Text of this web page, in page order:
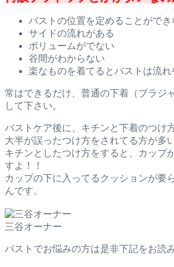
バストの位置を定めることができ
サイドの流れがある
ボリュームがでない
谷間がわからない
楽なものを着てるとバストは流れ
常はできるだけ、普通の下着（ブラジ
して下さい。
バストケア後に、キチンと下着のつけ
大半が誤ったつけ方をされてる方が多
キチンとしたつけ方をすると、カップ
すよ！！
カップの下に入ってるクッションが要
んです。
三谷オーナー
バストでお悩みの方は是非下記をお読